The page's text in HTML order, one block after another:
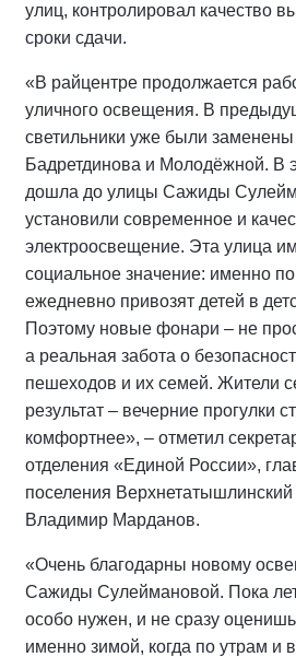
улиц, контролировал качество
сроки сдачи.
«В райцентре продолжается
уличного освещения. В
светильники уже были
Бадретдинова и Молодёжной. В
дошла до улицы Сажиды
установили современное и
электроосвещение. Эта улица
социальное значение: именно
ежедневно привозят детей в
Поэтому новые фонари – не
а реальная забота о
пешеходов и их семей. Жители
результат – вечерние прогулки
комфортнее», – отметил
отделения «Единой России»,
поселения Верхнетатышлинский
Владимир Марданов.
«Очень благодарны новому
Сажиды Сулеймановой. Пока
особо нужен, и не сразу оценишь
именно зимой, когда по утрам и